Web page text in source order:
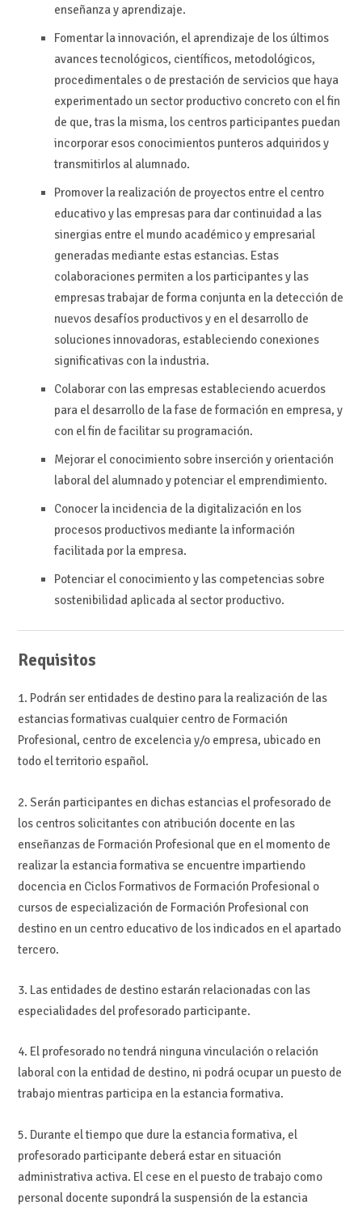
enseñanza y aprendizaje.
Fomentar la innovación, el aprendizaje de los últimos
avances tecnológicos, científicos, metodológicos,
procedimentales o de prestación de servicios que haya
experimentado un sector productivo concreto con el fin
de que, tras la misma, los centros participantes puedan
incorporar esos conocimientos punteros adquiridos y
transmitirlos al alumnado.
Promover la realización de proyectos entre el centro
educativo y las empresas para dar continuidad a las
sinergias entre el mundo académico y empresarial
generadas mediante estas estancias. Estas
colaboraciones permiten a los participantes y las
empresas trabajar de forma conjunta en la detección de
nuevos desafíos productivos y en el desarrollo de
soluciones innovadoras, estableciendo conexiones
significativas con la industria.
Colaborar con las empresas estableciendo acuerdos
para el desarrollo de la fase de formación en empresa, y
con el fin de facilitar su programación.
Mejorar el conocimiento sobre inserción y orientación
laboral del alumnado y potenciar el emprendimiento.
Conocer la incidencia de la digitalización en los
procesos productivos mediante la información
facilitada por la empresa.
Potenciar el conocimiento y las competencias sobre
sostenibilidad aplicada al sector productivo.
Requisitos
1. Podrán ser entidades de destino para la realización de las
estancias formativas cualquier centro de Formación
Profesional, centro de excelencia y/o empresa, ubicado en
todo el territorio español.
2. Serán participantes en dichas estancias el profesorado de
los centros solicitantes con atribución docente en las
enseñanzas de Formación Profesional que en el momento de
realizar la estancia formativa se encuentre impartiendo
docencia en Ciclos Formativos de Formación Profesional o
cursos de especialización de Formación Profesional con
destino en un centro educativo de los indicados en el apartado
tercero.
3. Las entidades de destino estarán relacionadas con las
especialidades del profesorado participante.
4. El profesorado no tendrá ninguna vinculación o relación
laboral con la entidad de destino, ni podrá ocupar un puesto de
trabajo mientras participa en la estancia formativa.
5. Durante el tiempo que dure la estancia formativa, el
profesorado participante deberá estar en situación
administrativa activa. El cese en el puesto de trabajo como
personal docente supondrá la suspensión de la estancia